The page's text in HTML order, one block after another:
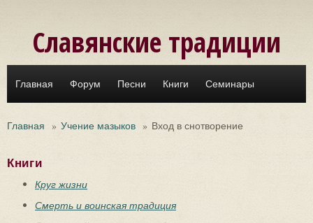
Славянские традиции
Главная Форум Песни Книги Семинары
Главная » Учение мазыков » Вход в снотворение
Книги
Круг жизни
Смерть и воинская традиция